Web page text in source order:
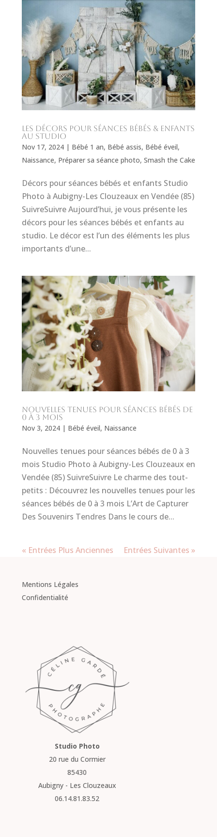
Les décors pour séances bébés & enfants
au studio
Nov 17, 2024| Bébé 1 an, Bébé assis, Bébé éveil,
Naissance, Préparer sa séance photo, Smash the Cake
Décors pour séances bébés et enfants Studio
Photo à Aubigny-Les Clouzeaux en Vendée (85)
SuivreSuivre Aujourd’hui, je vous présente les
décors pour les séances bébés et enfants au
studio. Le décor est l’un des éléments les plus
importants d’une...
Nouvelles tenues pour séances bébés de
0 à 3 mois
Nov 3, 2024| Bébé éveil, Naissance
Nouvelles tenues pour séances bébés de 0 à 3
mois Studio Photo à Aubigny-Les Clouzeaux en
Vendée (85) SuivreSuivre Le charme des tout-
petits : Découvrez les nouvelles tenues pour les
séances bébés de 0 à 3 mois L’Art de Capturer
Des Souvenirs Tendres Dans le cours de...
« Entrées Plus Anciennes Entrées Suivantes »
Mentions Légales
Confidentialité
Studio Photo
20 rue du Cormier
85430
Aubigny - Les Clouzeaux
06.14.81.83.52